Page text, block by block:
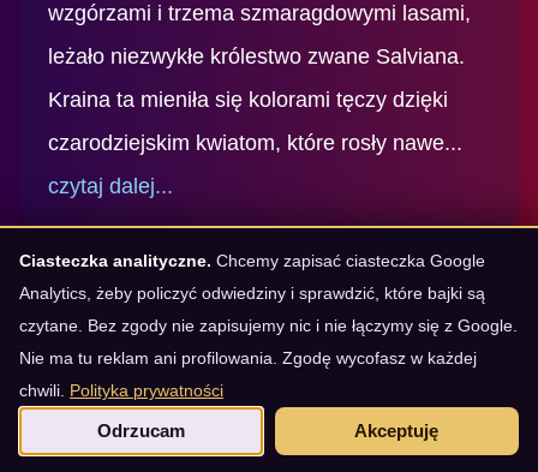
wzgórzami i trzema szmaragdowymi lasami,
leżało niezwykłe królestwo zwane Salviana.
Kraina ta mieniła się kolorami tęczy dzięki
czarodziejskim kwiatom, które rosły nawe...
czytaj dalej...
Ciasteczka analityczne. Chcemy zapisać ciasteczka Google
Analytics, żeby policzyć odwiedziny i sprawdzić, które bajki są
czytane. Bez zgody nie zapisujemy nic i nie łączymy się z Google.
Nie ma tu reklam ani profilowania. Zgodę wycofasz w każdej
chwili. Polityka prywatności
Odrzucam Akceptuję